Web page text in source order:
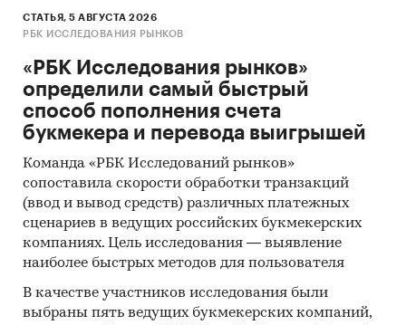
СТАТЬЯ, 5 АВГУСТА 2026
РБК ИССЛЕДОВАНИЯ РЫНКОВ
«РБК Исследования рынков»
определили самый быстрый
способ пополнения счета
букмекера и перевода выигрышей
Команда «РБК Исследований рынков»
сопоставила скорости обработки транзакций
(ввод и вывод средств) различных платежных
сценариев в ведущих российских букмекерских
компаниях. Цель исследования — выявление
наиболее быстрых методов для пользователя
В качестве участников исследования были
выбраны пять ведущих букмекерских компаний,